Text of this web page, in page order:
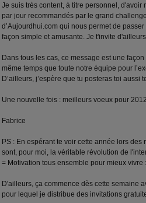
Je suis très content, à titre personnel,
par jour recommandés par le grand
d’Aujourdhui.com qui nous permet de
façon simple et amusante. Je t'invite
Dans tous les cas, ce message est une
même temps que toute notre équipe pour
D’ailleurs, j’espère que tu posteras toi aussi
Une nouvelle fois : meilleurs voeux pour
Fabrice
PS : En espérant te voir cette année lors
sont, pour moi, la véritable révolution de
= Motivation tous ensemble pour mieux vivre
D'ailleurs, ça commence dès cette semaine
pour lequel je distribue des invitations